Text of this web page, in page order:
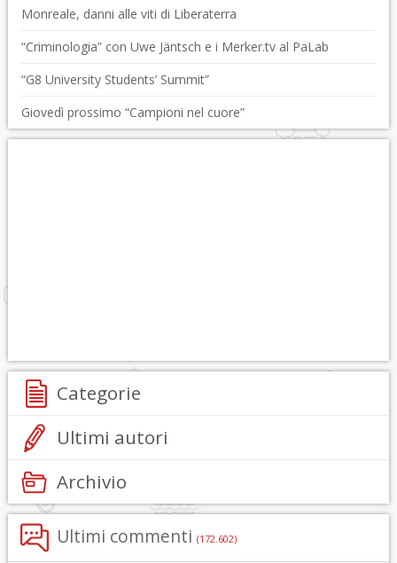
Monreale, danni alle viti di Liberaterra
“Criminologia” con Uwe Jäntsch e i Merker.tv al PaLab
“G8 University Students’ Summit”
Giovedì prossimo “Campioni nel cuore”
Categorie
Ultimi autori
Archivio
Ultimi commenti (172.602)